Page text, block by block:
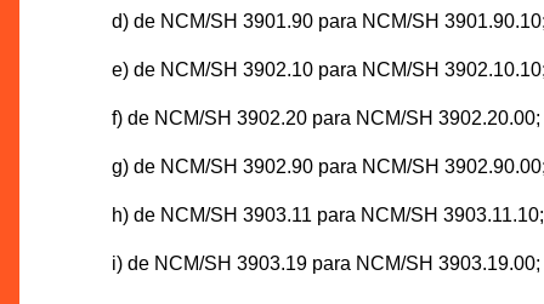
d) de NCM/SH 3901.90 para NCM/SH
e) de NCM/SH 3902.10 para NCM/SH
f) de NCM/SH 3902.20 para NCM/SH 3902.20.00;
g) de NCM/SH 3902.90 para NCM/SH
h) de NCM/SH 3903.11 para NCM/SH 3903.11.10;
i) de NCM/SH 3903.19 para NCM/SH 3903.19.00;